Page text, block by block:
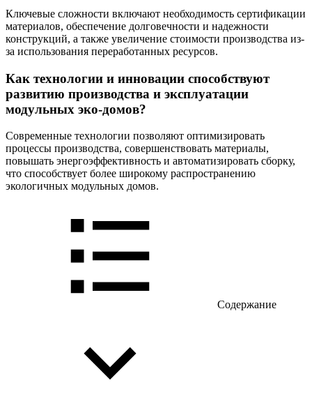
Ключевые сложности включают необходимость сертификации
материалов, обеспечение долговечности и надежности
конструкций, а также увеличение стоимости производства из-
за использования переработанных ресурсов.
Как технологии и инновации способствуют
развитию производства и эксплуатации
модульных эко-домов?
Современные технологии позволяют оптимизировать
процессы производства, совершенствовать материалы,
повышать энергоэффективность и автоматизировать сборку,
что способствует более широкому распространению
экологичных модульных домов.
Содержание